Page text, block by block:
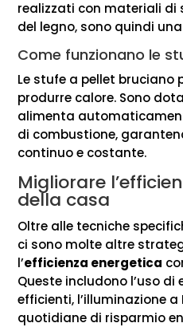
realizzati con materiali di
del legno, sono quindi
Come funzionano le
Le stufe a pellet bruciano
produrre calore. Sono
alimenta
di combustione,
continuo e costante.
Migliorare
della casa
Oltre alle tecniche
ci sono molte altre
l’efficienza energetica
Queste includono l’uso
efficienti, l’illuminazione a
quotidiane di risparmio